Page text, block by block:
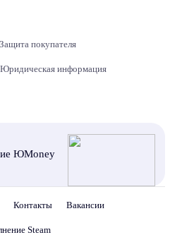
Защита покупателя
Юридическая информация
ЮMoney
Контакты Вакансии
Steam